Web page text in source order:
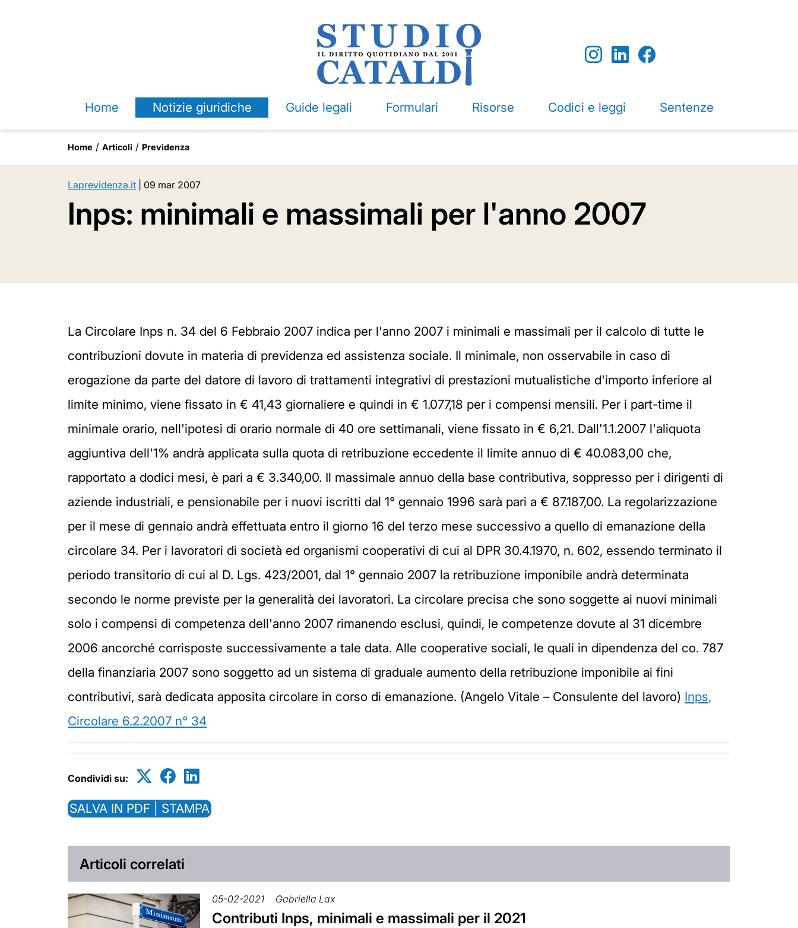
Home Notizie giuridiche Guide legali Formulari Risorse Codici e leggi Sentenze
Home Articoli Previdenza
Laprevidenza.it 09 mar 2007
Inps: minimali e massimali per l'anno 2007
La Circolare Inps n. 34 del 6 Febbraio 2007 indica per l'anno 2007 i minimali e massimali per il calcolo di tutte le
contribuzioni dovute in materia di previdenza ed assistenza sociale. Il minimale, non osservabile in caso di
erogazione da parte del datore di lavoro di trattamenti integrativi di prestazioni mutualistiche d'importo inferiore al
limite minimo, viene fissato in € 41,43 giornaliere e quindi in € 1.077,18 per i compensi mensili. Per i part-time il
minimale orario, nell'ipotesi di orario normale di 40 ore settimanali, viene fissato in € 6,21. Dall'1.1.2007 l'aliquota
aggiuntiva dell'1% andrà applicata sulla quota di retribuzione eccedente il limite annuo di € 40.083,00 che,
rapportato a dodici mesi, è pari a € 3.340,00. Il massimale annuo della base contributiva, soppresso per i dirigenti di
aziende industriali, e pensionabile per i nuovi iscritti dal 1° gennaio 1996 sarà pari a € 87.187,00. La regolarizzazione
per il mese di gennaio andrà effettuata entro il giorno 16 del terzo mese successivo a quello di emanazione della
circolare 34. Per i lavoratori di società ed organismi cooperativi di cui al DPR 30.4.1970, n. 602, essendo terminato il
periodo transitorio di cui al D. Lgs. 423/2001, dal 1° gennaio 2007 la retribuzione imponibile andrà determinata
secondo le norme previste per la generalità dei lavoratori. La circolare precisa che sono soggette ai nuovi minimali
solo i compensi di competenza dell'anno 2007 rimanendo esclusi, quindi, le competenze dovute al 31 dicembre
2006 ancorché corrisposte successivamente a tale data. Alle cooperative sociali, le quali in dipendenza del co. 787
della finanziaria 2007 sono soggetto ad un sistema di graduale aumento della retribuzione imponibile ai fini
contributivi, sarà dedicata apposita circolare in corso di emanazione. (Angelo Vitale – Consulente del lavoro) Inps,
Circolare 6.2.2007 n° 34
Condividi su:
SALVA IN PDF | STAMPA
Articoli correlati
05-02-2021 Gabriella Lax
Contributi Inps, minimali e massimali per il 2021